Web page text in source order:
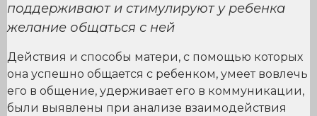
поддерживают и стимулируют у ребенка
желание общаться с ней
Действия и способы матери, с помощью которых
она успешно общается с ребенком, умеет вовлечь
его в общение, удерживает его в коммуникации,
были выявлены при анализе взаимодействия